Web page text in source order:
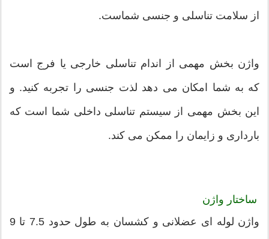
از سلامت تناسلی و جنسی شماست.
واژن بخش مهمی از اندام تناسلی خارجی یا فرج است
که به شما امکان می دهد لذت جنسی را تجربه کنید. و
این بخش مهمی از سیستم تناسلی داخلی شما است که
بارداری و زایمان را ممکن می کند.
ساختار واژن
واژن لوله ای عضلانی و کشسان به طول حدود 7.5 تا 9